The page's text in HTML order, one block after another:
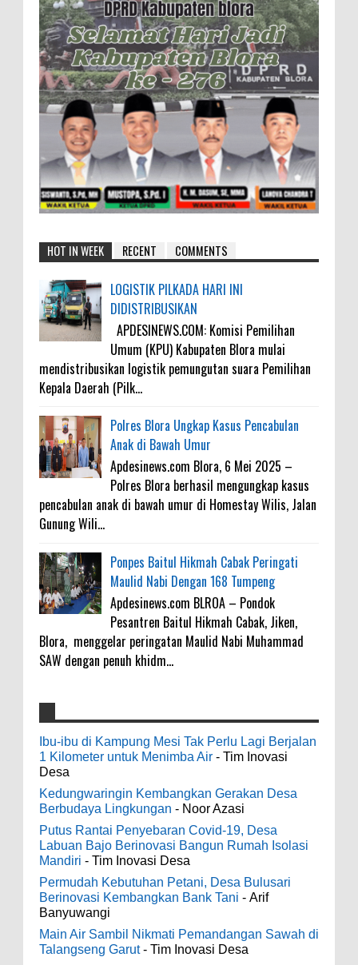
HOT IN WEEK RECENT COMMENTS
LOGISTIK PILKADA HARI INI
DIDISTRIBUSIKAN
APDESINEWS.COM: Komisi Pemilihan
Umum (KPU) Kabupaten Blora mulai
mendistribusikan logistik pemungutan suara Pemilihan
Kepala Daerah (Pilk...
Polres Blora Ungkap Kasus Pencabulan
Anak di Bawah Umur
Apdesinews.com Blora, 6 Mei 2025 –
Polres Blora berhasil mengungkap kasus
pencabulan anak di bawah umur di Homestay Wilis, Jalan
Gunung Wili...
Ponpes Baitul Hikmah Cabak Peringati
Maulid Nabi Dengan 168 Tumpeng
Apdesinews.com BLROA – Pondok
Pesantren Baitul Hikmah Cabak, Jiken,
Blora, menggelar peringatan Maulid Nabi Muhammad
SAW dengan penuh khidm...
4000 Petani Hutan Blora Bakal Digelontor
Bantuan CSR Jumbo dan Bibit Ternak Gratis
0 8-4-2026
Indonesia Ceria Run Diharapkan Bawa
Dampak Positif Bagi Olah Raga dan
Ekonomi Blora
0 8-2-2026
Dari SILPA 90 Miliar Hingga Masalah Air
Bersih Bupati Blora Beberkan Solusi di
Paripurna DPRD
7-28-2026
galateapacino:
3-6-2022
Men's Black Titanium Wedding Band -
The Ottawa SenatorsThe Men's Black titanium i
phone case Titanium Wedding Band is the
world's first dedicated wedding band how strong
is titanium for Wo...
odenjaea
3-4-2022
Casino - DrmcdCasino is 부산광역 출
장안마 open and excited 고양 출장샵 to welcome
you back 의정부 출장샵 to a 제주도 출장마사지
Ibu-ibu di Kampung Mesi Tak Perlu Lagi Berjalan
1 Kilometer untuk Menimba Air - Tim Inovasi
Desa
Kedungwaringin Kembangkan Gerakan Desa
Berbudaya Lingkungan - Noor Azasi
Putus Rantai Penyebaran Covid-19, Desa
Labuan Bajo Berinovasi Bangun Rumah Isolasi
Mandiri - Tim Inovasi Desa
Permudah Kebutuhan Petani, Desa Bulusari
Berinovasi Kembangkan Bank Tani - Arif
Banyuwangi
Main Air Sambil Nikmati Pemandangan Sawah di
Talangseng Garut- Tim Inovasi Desa